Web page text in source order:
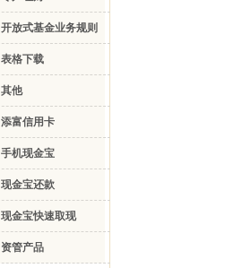
开放式基金业务规则
表格下载
其他
添富信用卡
手机现金宝
现金宝还款
现金宝快速取现
资管产品